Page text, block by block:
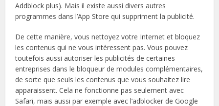
Addblock plus). Mais il existe aussi divers autres
programmes dans l’App Store qui suppriment la publicité.
De cette manière, vous nettoyez votre Internet et bloquez
les contenus qui ne vous intéressent pas. Vous pouvez
toutefois aussi autoriser les publicités de certaines
entreprises dans le bloqueur de modules complémentaires,
de sorte que seuls les contenus que vous souhaitez lire
apparaissent. Cela ne fonctionne pas seulement avec
Safari, mais aussi par exemple avec l’adblocker de Google